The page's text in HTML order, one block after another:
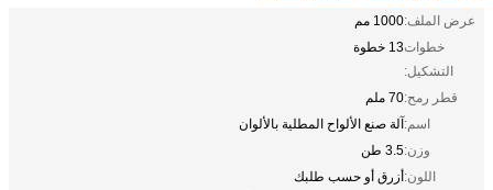
عرض الملف:1000 مم
خطوات
التشكيل:
13 خطوة
قطر رمح:70 ملم
اسم:آلة صنع الألواح المطلية بالألوان
وزن:3.5 طن
اللون:أزرق أو حسب طلبك